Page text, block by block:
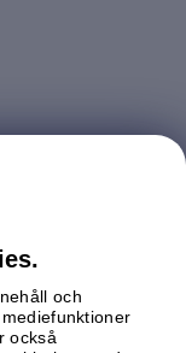
och
också